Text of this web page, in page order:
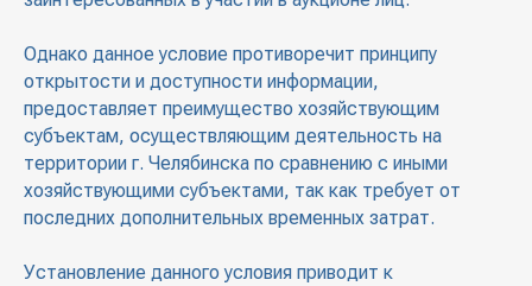
Однако данное условие противоречит принципу
открытости и доступности информации,
предоставляет преимущество хозяйствующим
субъектам, осуществляющим деятельность на
территории г. Челябинска по сравнению с иными
хозяйствующими субъектами, так как требует от
последних дополнительных временных затрат.
Установление данного условия приводит к